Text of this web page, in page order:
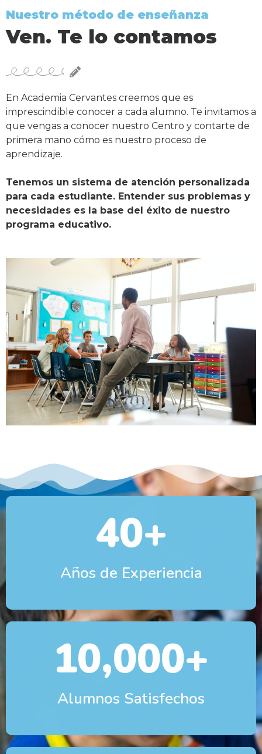
Nuestro método de enseñanza
Ven. Te lo contamos
En Academia Cervantes creemos que es
imprescindible conocer a cada alumno. Te invitamos a
que vengas a conocer nuestro Centro y contarte de
primera mano cómo es nuestro proceso de
aprendizaje.
Tenemos un sistema de atención personalizada
para cada estudiante. Entender sus problemas y
necesidades es la base del éxito de nuestro
programa educativo.
Años de Experiencia
40+
Alumnos Satisfechos
10,000+